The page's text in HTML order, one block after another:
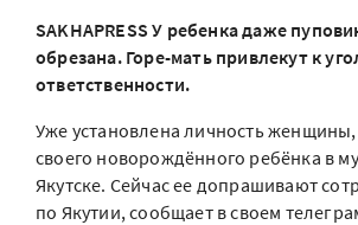
SAKHAPRESS У ребенка даже
обрезана. Горе-мать привлекут к
ответственности.
Уже установлена личность
своего новорождённого ребёнка в
Якутске. Сейчас ее допрашивают
по Якутии, сообщает в своем